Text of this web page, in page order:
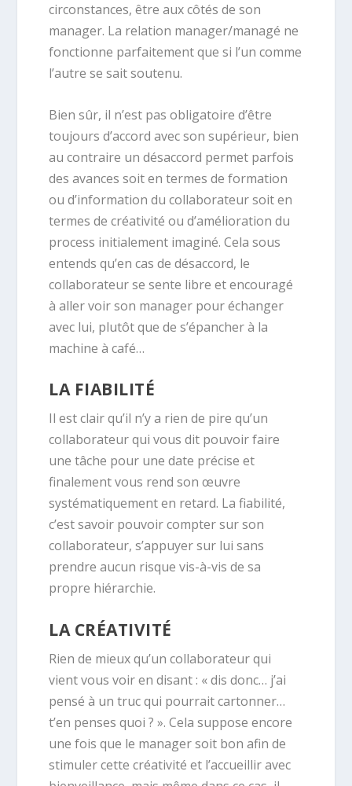
circonstances, être aux côtés de son
manager. La relation manager/managé ne
fonctionne parfaitement que si l’un comme
l’autre se sait soutenu.
Bien sûr, il n’est pas obligatoire d’être
toujours d’accord avec son supérieur, bien
au contraire un désaccord permet parfois
des avances soit en termes de formation
ou d’information du collaborateur soit en
termes de créativité ou d’amélioration du
process initialement imaginé. Cela sous
entends qu’en cas de désaccord, le
collaborateur se sente libre et encouragé
à aller voir son manager pour échanger
avec lui, plutôt que de s’épancher à la
machine à café…
LA FIABILITÉ
Il est clair qu’il n’y a rien de pire qu’un
collaborateur qui vous dit pouvoir faire
une tâche pour une date précise et
finalement vous rend son œuvre
systématiquement en retard. La fiabilité,
c’est savoir pouvoir compter sur son
collaborateur, s’appuyer sur lui sans
prendre aucun risque vis-à-vis de sa
propre hiérarchie.
LA CRÉATIVITÉ
Rien de mieux qu’un collaborateur qui
vient vous voir en disant : « dis donc… j’ai
pensé à un truc qui pourrait cartonner…
t’en penses quoi ? ». Cela suppose encore
une fois que le manager soit bon afin de
stimuler cette créativité et l’accueillir avec